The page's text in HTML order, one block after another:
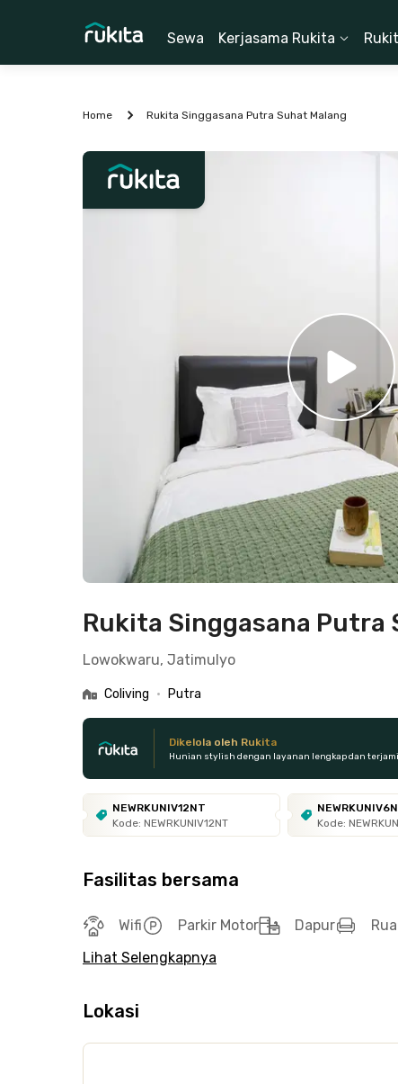
Sewa Kerjasama Rukita
Home Rukita Singgasana Putra Suhat Malang
Rukita Singgasana Putra
Lowokwaru, Jatimulyo
Coliving • Putra
Dikelola oleh Rukita
Hunian stylish dengan layanan lengkap dan
NEWRKUNIV12NT
Kode: NEWRKUNIV12NT
Kode:
Fasilitas bersama
Wifi Parkir Motor Dapur
Lihat Selengkapnya
Lokasi